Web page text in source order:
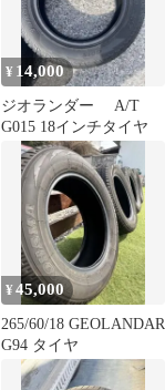
¥ 14,000
ジオランダー A/T
G015 18インチタイヤ
¥45,000
265/60/18 GEOLANDAR
G94 タイヤ